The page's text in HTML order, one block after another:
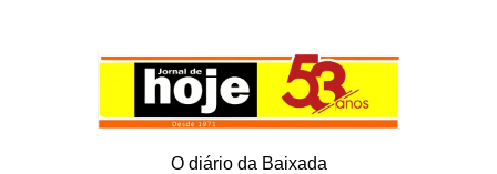
O diário da Baixada